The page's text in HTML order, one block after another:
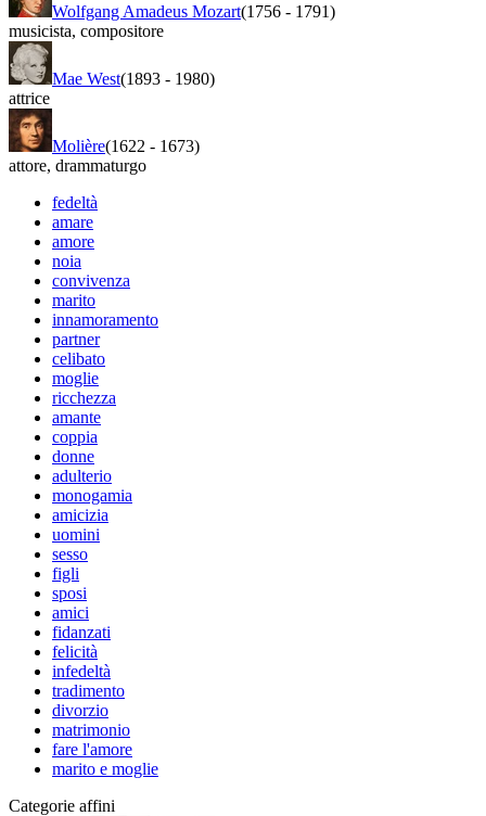
Wolfgang Amadeus Mozart(1756 - 1791)
musicista, compositore
Mae West(1893 - 1980)
attrice
Molière(1622 - 1673)
attore, drammaturgo
fedeltà
amare
amore
noia
convivenza
marito
innamoramento
partner
celibato
moglie
ricchezza
amante
coppia
donne
adulterio
monogamia
amicizia
uomini
sesso
figli
sposi
amici
fidanzati
felicità
infedeltà
tradimento
divorzio
matrimonio
fare l'amore
marito e moglie
Categorie affini